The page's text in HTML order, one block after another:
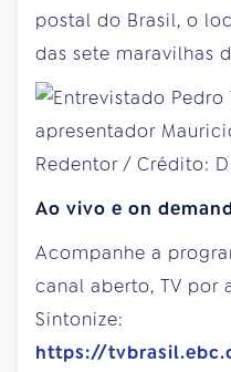
postal do Brasil, o
das sete maravilhas
Ao vivo e on demand
Acompanhe a
canal aberto, TV por
Sintonize:
https://